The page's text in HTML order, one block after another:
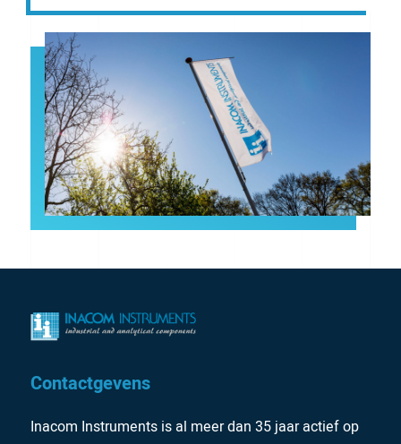
Contactgevens
Inacom Instruments is al meer dan 35 jaar actief op